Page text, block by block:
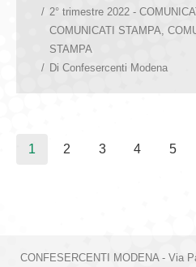
2° trimestre 2022 -
COMUNICATI STAMPA
STAMPA
Di Confesercenti Modena
1 2 3 4 5
CONFESERCENTI MODENA - Via